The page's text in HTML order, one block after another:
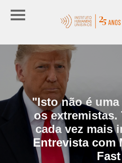
"Isto não é
os extremistas.
cada vez mais
Entrevista com
Fast